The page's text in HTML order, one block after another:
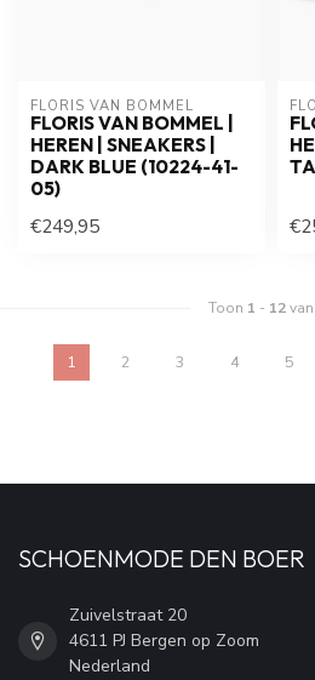
FLORIS VAN BOMMEL
FLORIS VAN BOMMEL |
HEREN | SNEAKERS |
DARK BLUE (10224-41-
05)
€249,95
Toon 1 - 12
1 2 3 4 5
SCHOENMODE DEN BOER
Zuivelstraat 20
4611 PJ Bergen op Zoom
Nederland